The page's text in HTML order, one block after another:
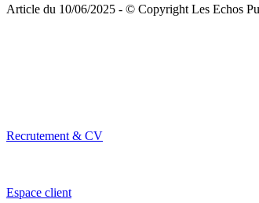
Article du 10/06/2025 - © Copyright Les Echos
Recrutement & CV
Espace client